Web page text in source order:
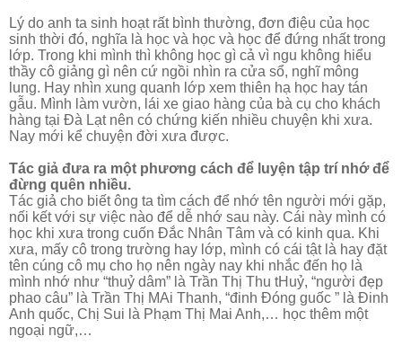
Lý do anh ta sinh hoạt rất bình thường, đơn điệu của học
sinh thời đó, nghĩa là học và học và học để đứng nhất trong
lớp. Trong khi mình thì không học gì cả vì ngu không hiểu
thầy cô giảng gì nên cứ ngồi nhìn ra cửa sổ, nghĩ mông
lung. Hay nhìn xung quanh lớp xem thiên hạ học hay tán
gẫu. Mình làm vườn, lái xe giao hàng của bà cụ cho khách
hàng tại Đà Lạt nên có chứng kiến nhiều chuyện khi xưa.
Nay mới kể chuyện đời xưa được.
Tác giả đưa ra một phương cách để luyện tập trí nhớ để
đừng quên nhiều.
Tác giả cho biết ông ta tìm cách để nhớ tên người mới gặp,
nối kết với sự việc nào để dễ nhớ sau này. Cái này mình có
học khi xưa trong cuốn Đắc Nhân Tâm và có kinh qua. Khi
xưa, mấy cô trong trường hay lớp, mình có cái tật là hay đặt
tên cúng cô mụ cho họ nên ngày nay khi nhắc đến họ là
mình nhớ như “thuỷ dâm” là Trần Thị Thu tHuỷ, “người đẹp
phao câu” là Trần Thị MAi Thanh, “đinh Đóng guốc ” là Đinh
Anh quốc, Chị Sui là Phạm Thị Mai Anh,… học thêm một
ngoại ngữ,…